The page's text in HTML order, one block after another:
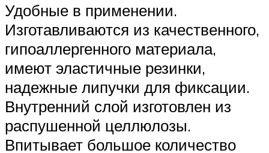
Удобные в применении.
Изготавливаются из качественного,
гипоаллергенного материала,
имеют эластичные резинки,
надежные липучки для фиксации.
Внутренний слой изготовлен из
распушенной целлюлозы.
Впитывает большое количество